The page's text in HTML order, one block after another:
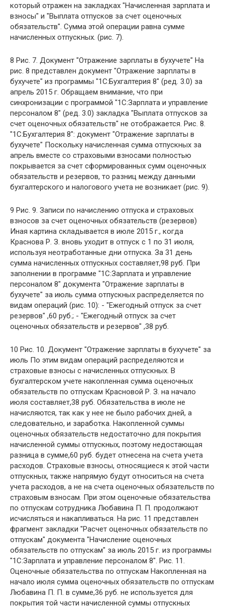
который отражен на закладках "Начисленная зарплата и
взносы" и "Выплата отпусков за счет оценочных
обязательств". Сумма этой операции равна сумме
начисленных отпускных. (рис. 7).
8 Рис. 7. Документ "Отражение зарплаты в бухучете" На
рис. 8 представлен документ "Отражение зарплаты в
бухучете" из программы "1С:Бухгалтерия 8" (ред. 3.0) за
апрель 2015 г. Обращаем внимание, что при
синхронизации с программой "1С:Зарплата и управление
персоналом 8" (ред. 3.0) закладка "Выплата отпусков за
счет оценочных обязательств" не отображается. Рис. 8.
"1С:Бухгалтерия 8": документ "Отражение зарплаты в
бухучете" Поскольку начисленная сумма отпускных за
апрель вместе со страховыми взносами полностью
покрывается за счет сформированных сумм оценочных
обязательств и резервов, то разниц между данными
бухгалтерского и налогового учета не возникает (рис. 9).
9 Рис. 9. Записи по начислению отпуска и страховых
взносов за счет оценочных обязательств (резервов)
Иная картина складывается в июле 2015 г., когда
Краснова Р. З. вновь уходит в отпуск с 1 по 31 июля,
используя неотработанные дни отпуска. За 31 день
сумма начисленных отпускных составляет,98 руб. При
заполнении в программе "1С:Зарплата и управление
персоналом 8" документа "Отражение зарплаты в
бухучете" за июль сумма отпускных распределяется по
видам операций (рис. 10): - "Ежегодный отпуск за счет
резервов" ,60 руб.; - "Ежегодный отпуск за счет
оценочных обязательств и резервов" ,38 руб.
10 Рис. 10. Документ "Отражение зарплаты в бухучете" за
июль По этим видам операций распределяются и
страховые взносы с начисленных отпускных. В
бухгалтерском учете накопленная сумма оценочных
обязательств по отпускам Красновой Р. З. на начало
июля составляет,38 руб. Обязательства в июле не
начисляются, так как у нее не было рабочих дней, а
следовательно, и заработка. Накопленной суммы
оценочных обязательств недостаточно для покрытия
начисленной суммы отпускных, поэтому недостающая
разница в сумме,60 руб. будет отнесена на счета учета
расходов. Страховые взносы, относящиеся к этой части
отпускных, также напрямую будут относиться на счета
учета расходов, а не на счета оценочных обязательств по
страховым взносам. При этом оценочные обязательства
по отпускам сотрудника Любавина П. П. продолжают
исчисляться и накапливаться. На рис. 11 представлен
фрагмент закладки "Расчет оценочных обязательств по
отпускам" документа "Начисление оценочных
обязательств по отпускам" за июль 2015 г. из программы
"1С:Зарплата и управление персоналом 8". Рис. 11.
Оценочные обязательства по отпускам Накопленная на
начало июля сумма оценочных обязательств по отпускам
Любавина П. П. в сумме,36 руб. не используется для
покрытия той части начисленной суммы отпускных